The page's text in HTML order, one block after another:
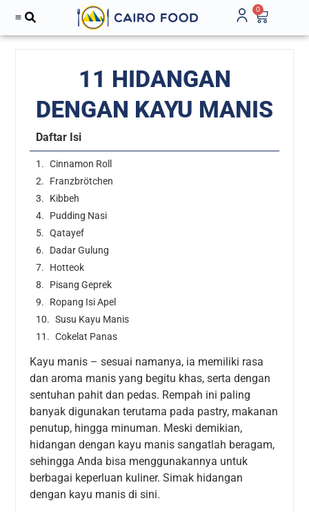
0
11 HIDANGAN
DENGAN KAYU MANIS
Daftar Isi
Cinnamon Roll
Franzbrötchen
Kibbeh
Pudding Nasi
Qatayef
Dadar Gulung
Hotteok
Pisang Geprek
Ropang Isi Apel
Susu Kayu Manis
Cokelat Panas
Kayu manis – sesuai namanya, ia memiliki rasa
dan aroma manis yang begitu khas, serta dengan
sentuhan pahit dan pedas. Rempah ini paling
banyak digunakan terutama pada pastry, makanan
penutup, hingga minuman. Meski demikian,
hidangan dengan kayu manis sangatlah beragam,
sehingga Anda bisa menggunakannya untuk
berbagai keperluan kuliner. Simak hidangan
dengan kayu manis di sini.